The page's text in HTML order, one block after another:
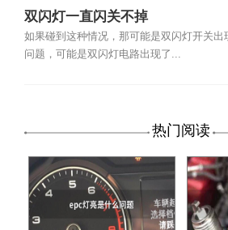
双闪灯一直闪关不掉
如果碰到这种情况，那可能是双闪灯开关出
问题，可能是双闪灯电路出现了...
热门阅读